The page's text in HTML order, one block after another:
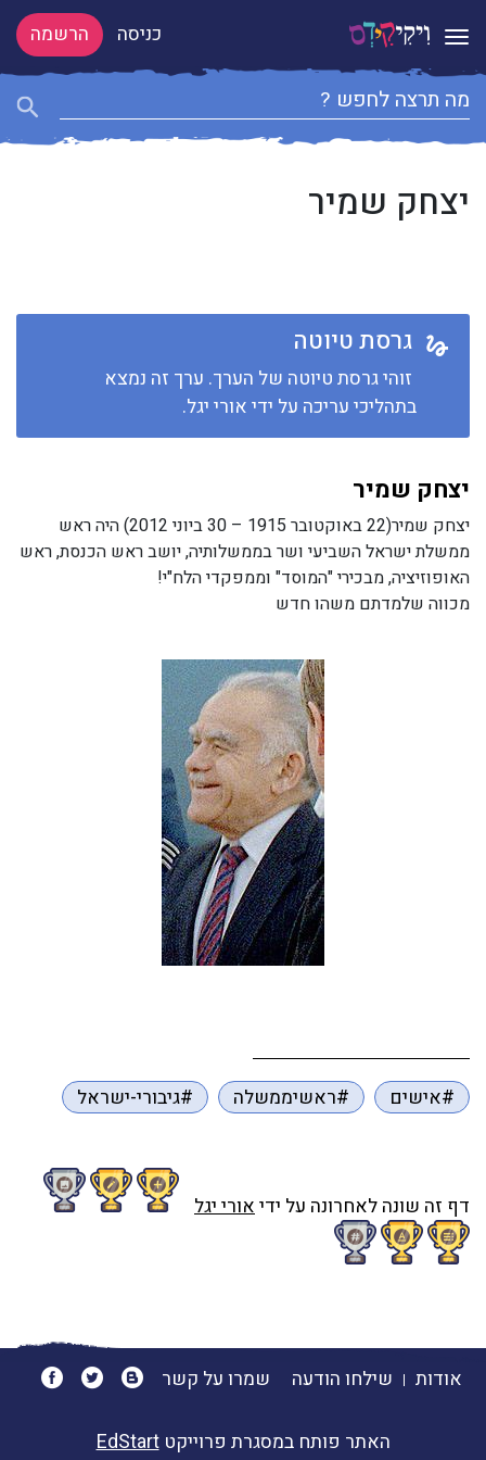
Toggle navigation כניסה הרשמה
יצחק שמיר
גרסת טיוטה
זוהי גרסת טיוטה של הערך. ערך זה נמצא
בתהליכי עריכה על ידי אורי יגל.
יצחק שמיר
יצחק שמיר(22 באוקטובר 1915 – 30 ביוני 2012) היה ראש
ממשלת ישראל השביעי ושר בממשלותיה, יושב ראש הכנסת, ראש
האופוזיציה, מבכירי "המוסד" וממפקדי הלח"י!
מכווה שלמדתם משהו חדש
#אישים #ראשיממשלה #גיבורי-ישראל
דף זה שונה לאחרונה על ידיאורי יגל
אודות שילחו הודעה שמרו על קשר
האתר פותח במסגרת פרוייקטEdStart